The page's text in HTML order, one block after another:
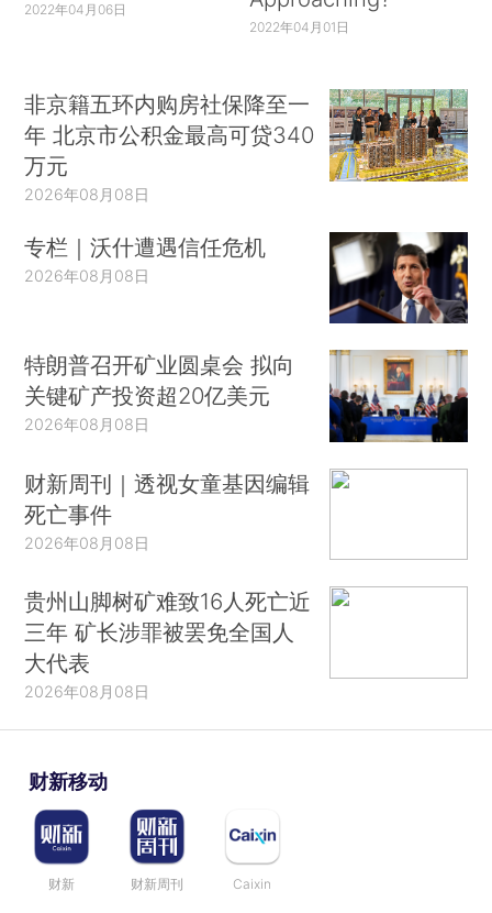
2022年04月06日
2022年04月01日
非京籍五环内购房社保降至一
年 北京市公积金最高可贷340
万元
2026年08月08日
专栏｜沃什遭遇信任危机
2026年08月08日
特朗普召开矿业圆桌会 拟向
关键矿产投资超20亿美元
2026年08月08日
财新周刊｜透视女童基因编辑
死亡事件
2026年08月08日
贵州山脚树矿难致16人死亡近
三年 矿长涉罪被罢免全国人
大代表
2026年08月08日
财新移动
财新 财新周刊 Caixin